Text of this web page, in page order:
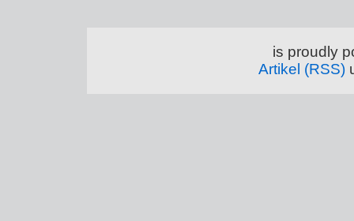
is proudly
Artikel (RSS)